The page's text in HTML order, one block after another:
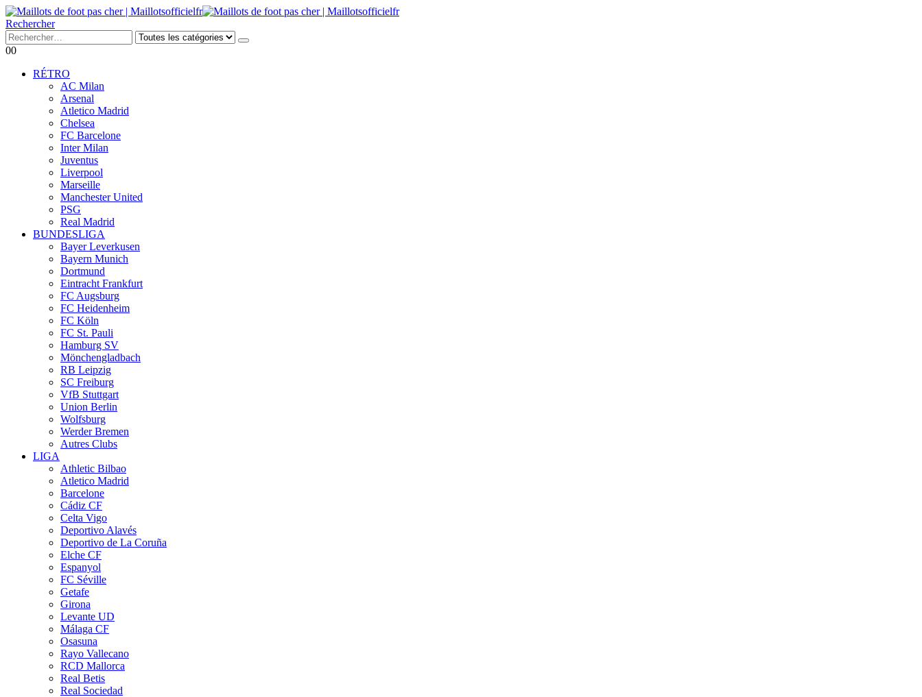
Rechercher
00
RÉTRO
AC Milan
Arsenal
Atletico Madrid
Chelsea
FC Barcelone
Inter Milan
Juventus
Liverpool
Marseille
Manchester United
PSG
Real Madrid
BUNDESLIGA
Bayer Leverkusen
Bayern Munich
Dortmund
Eintracht Frankfurt
FC Augsburg
FC Heidenheim
FC Köln
FC St. Pauli
Hamburg SV
Mönchengladbach
RB Leipzig
SC Freiburg
VfB Stuttgart
Union Berlin
Wolfsburg
Werder Bremen
Autres Clubs
LIGA
Athletic Bilbao
Atletico Madrid
Barcelone
Cádiz CF
Celta Vigo
Deportivo Alavés
Deportivo de La Coruña
Elche CF
Espanyol
FC Séville
Getafe
Girona
Levante UD
Málaga CF
Osasuna
Rayo Vallecano
RCD Mallorca
Real Betis
Real Sociedad